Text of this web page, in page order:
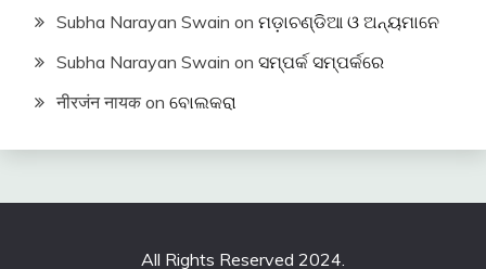
Subha Narayan Swain on ମଡ଼ାଚଣ୍ଡିଆ ଓ ଅନ୍ୟମାନେ
Subha Narayan Swain on ସମ୍ପର୍କ ସମ୍ପର୍କରେ
नीरजंन नायक on ବୋଲକରା
All Rights Reserved 2024.